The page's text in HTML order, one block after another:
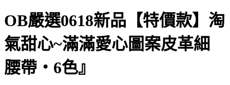
OB嚴選0618新品【特價款】淘
氣甜心~滿滿愛心圖案皮革細
腰帶‧6色』